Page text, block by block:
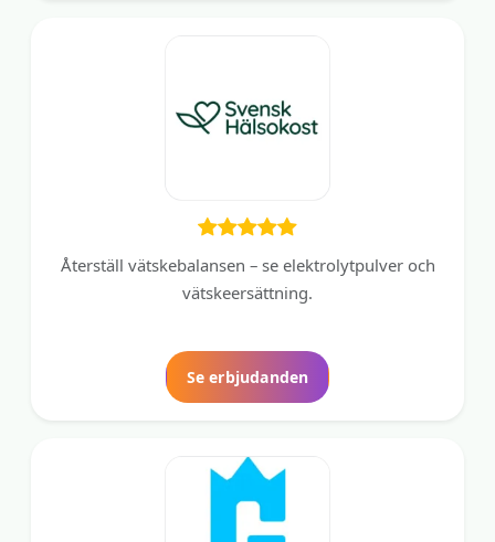
Återställ vätskebalansen – se elektrolytpulver och
vätskeersättning.
Se erbjudanden